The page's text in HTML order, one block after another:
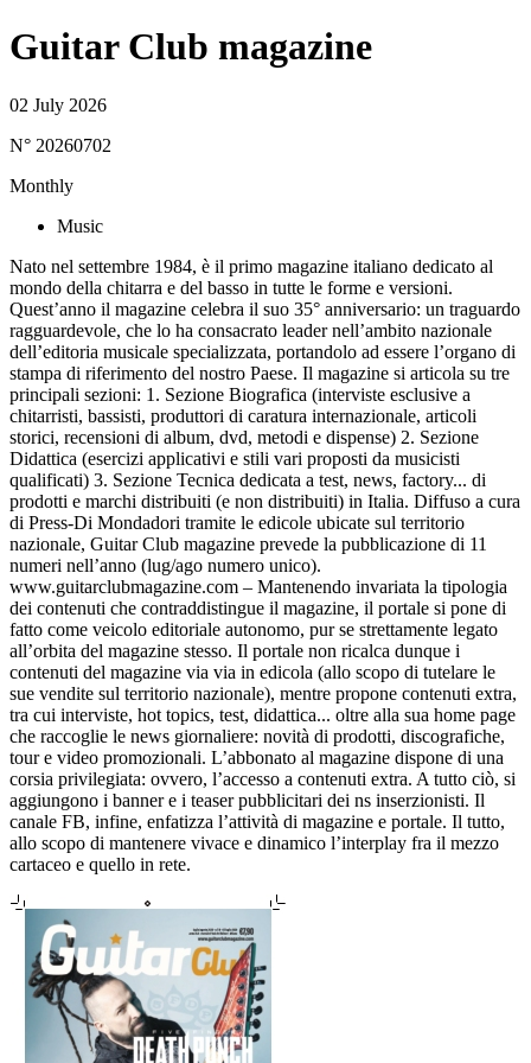
Guitar Club magazine
02 July 2026
N° 20260702
Monthly
Music
Nato nel settembre 1984, è il primo magazine italiano dedicato al
mondo della chitarra e del basso in tutte le forme e versioni.
Quest’anno il magazine celebra il suo 35° anniversario: un traguardo
ragguardevole, che lo ha consacrato leader nell’ambito nazionale
dell’editoria musicale specializzata, portandolo ad essere l’organo di
stampa di riferimento del nostro Paese. Il magazine si articola su tre
principali sezioni: 1. Sezione Biografica (interviste esclusive a
chitarristi, bassisti, produttori di caratura internazionale, articoli
storici, recensioni di album, dvd, metodi e dispense) 2. Sezione
Didattica (esercizi applicativi e stili vari proposti da musicisti
qualificati) 3. Sezione Tecnica dedicata a test, news, factory... di
prodotti e marchi distribuiti (e non distribuiti) in Italia. Diffuso a cura
di Press-Di Mondadori tramite le edicole ubicate sul territorio
nazionale, Guitar Club magazine prevede la pubblicazione di 11
numeri nell’anno (lug/ago numero unico).
www.guitarclubmagazine.com – Mantenendo invariata la tipologia
dei contenuti che contraddistingue il magazine, il portale si pone di
fatto come veicolo editoriale autonomo, pur se strettamente legato
all’orbita del magazine stesso. Il portale non ricalca dunque i
contenuti del magazine via via in edicola (allo scopo di tutelare le
sue vendite sul territorio nazionale), mentre propone contenuti extra,
tra cui interviste, hot topics, test, didattica... oltre alla sua home page
che raccoglie le news giornaliere: novità di prodotti, discografiche,
tour e video promozionali. L’abbonato al magazine dispone di una
corsia privilegiata: ovvero, l’accesso a contenuti extra. A tutto ciò, si
aggiungono i banner e i teaser pubblicitari dei ns inserzionisti. Il
canale FB, infine, enfatizza l’attività di magazine e portale. Il tutto,
allo scopo di mantenere vivace e dinamico l’interplay fra il mezzo
cartaceo e quello in rete.